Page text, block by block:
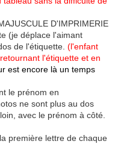
D'IMPRIMERIE
(je déplace l'aimant
de l'étiquette. (l'enfant
l'étiquette et en
est encore là un temps
le prénom en
ne sont plus au dos
avec le prénom à côté.
première lettre de chaque